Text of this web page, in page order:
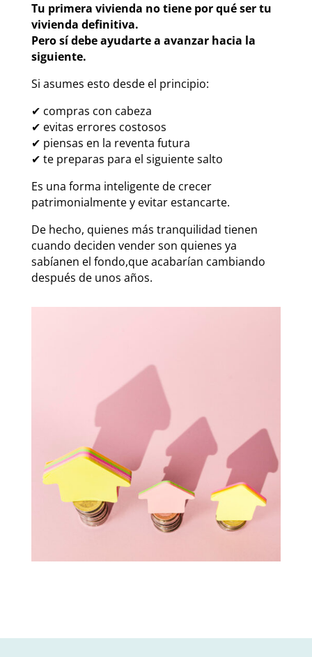
Tu primera vivienda no tiene por qué ser tu
vivienda definitiva.
Pero sí debe ayudarte a avanzar hacia la
siguiente.
Si asumes esto desde el principio:
✔ compras con cabeza
✔ evitas errores costosos
✔ piensas en la reventa futura
✔ te preparas para el siguiente salto
Es una forma inteligente de crecer
patrimonialmente y evitar estancarte.
De hecho, quienes más tranquilidad tienen
cuando deciden vender son quienes ya
sabíanen el fondo,que acabarían cambiando
después de unos años.